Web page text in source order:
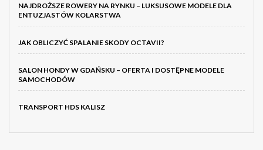
NAJDROŻSZE ROWERY NA RYNKU – LUKSUSOWE MODELE DLA
ENTUZJASTÓW KOLARSTWA
JAK OBLICZYĆ SPALANIE SKODY OCTAVII?
SALON HONDY W GDAŃSKU – OFERTA I DOSTĘPNE MODELE
SAMOCHODÓW
TRANSPORT HDS KALISZ